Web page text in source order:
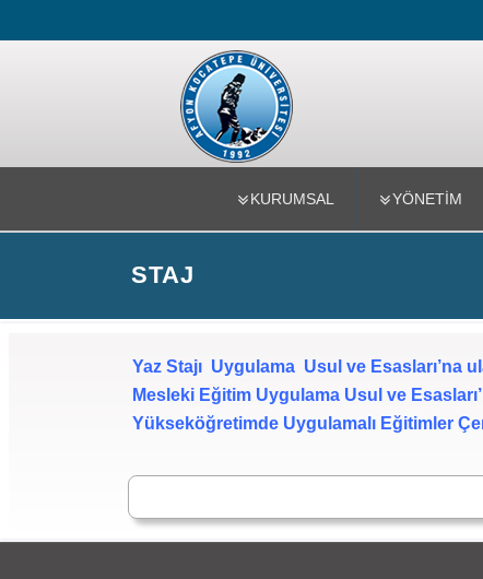
KURUMSAL YÖNETİM
STAJ
Yaz Stajı Uygulama Usul ve Esasları’na
Mesleki Eğitim Uygulama Usul ve
Yükseköğretimde Uygulamalı Eğitimler